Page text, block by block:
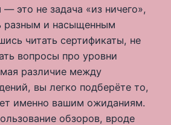
— это не задача «из ничего»,
разным и насыщенным
читать сертификаты, не
вопросы про уровни
различие между
вы легко подберёте то,
именно вашим ожиданиям.
обзоров, вроде